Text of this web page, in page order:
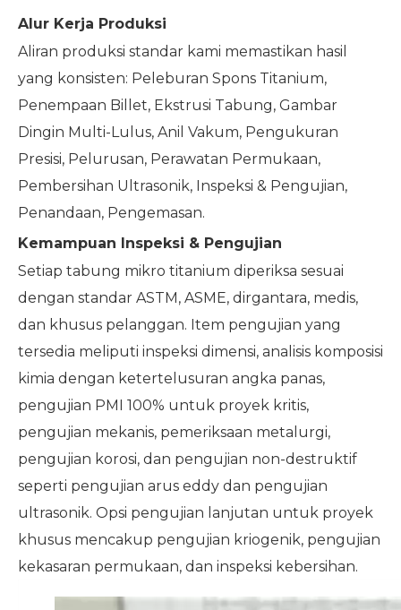
Alur Kerja Produksi
Aliran produksi standar kami memastikan hasil
yang konsisten: Peleburan Spons Titanium,
Penempaan Billet, Ekstrusi Tabung, Gambar
Dingin Multi-Lulus, Anil Vakum, Pengukuran
Presisi, Pelurusan, Perawatan Permukaan,
Pembersihan Ultrasonik, Inspeksi & Pengujian,
Penandaan, Pengemasan.
Kemampuan Inspeksi & Pengujian
Setiap tabung mikro titanium diperiksa sesuai
dengan standar ASTM, ASME, dirgantara, medis,
dan khusus pelanggan. Item pengujian yang
tersedia meliputi inspeksi dimensi, analisis komposisi
kimia dengan ketertelusuran angka panas,
pengujian PMI 100% untuk proyek kritis,
pengujian mekanis, pemeriksaan metalurgi,
pengujian korosi, dan pengujian non-destruktif
seperti pengujian arus eddy dan pengujian
ultrasonik. Opsi pengujian lanjutan untuk proyek
khusus mencakup pengujian kriogenik, pengujian
kekasaran permukaan, dan inspeksi kebersihan.